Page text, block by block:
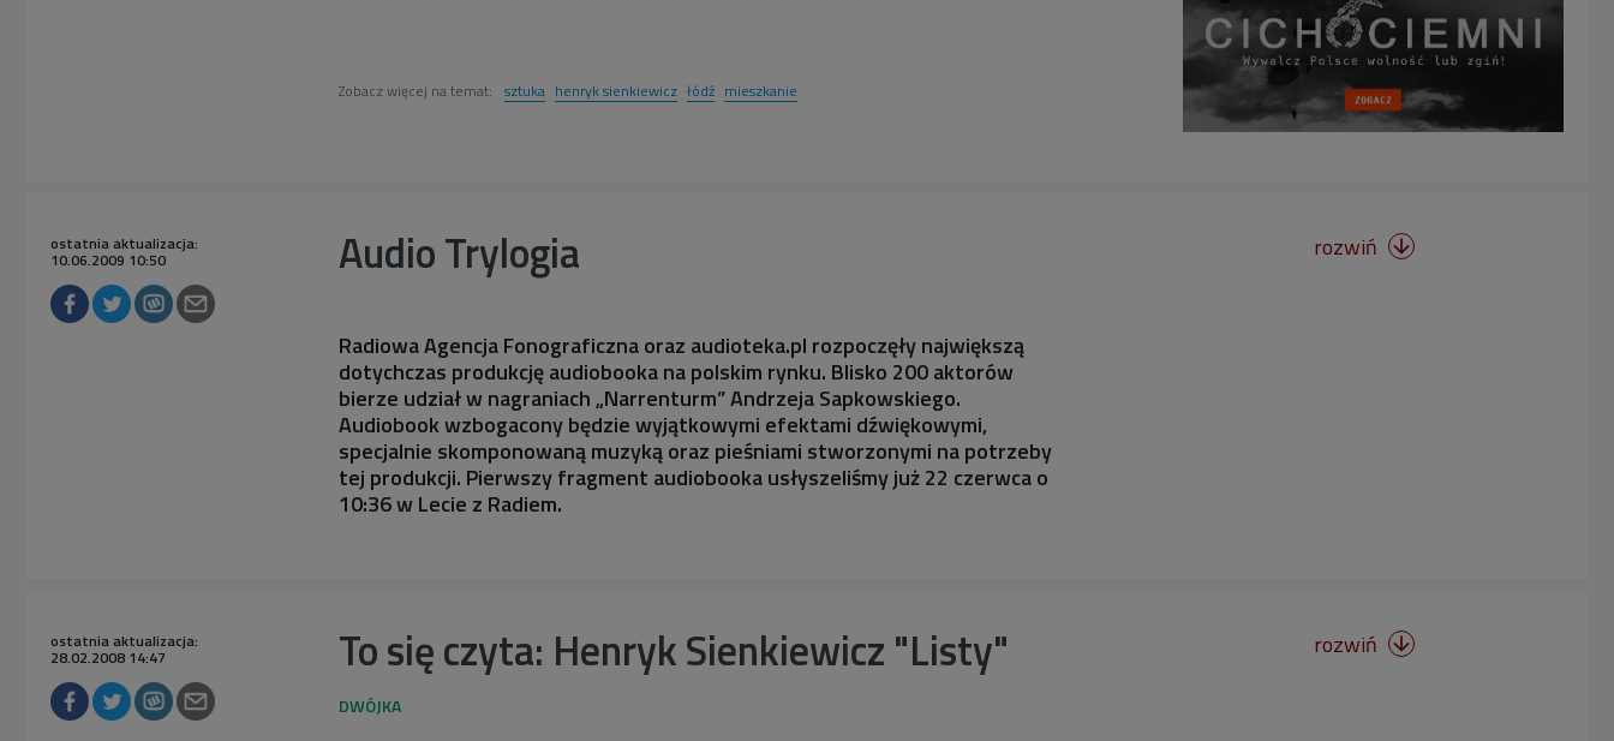
Zobacz więcej na temat: sztuka henryk sienkiewicz łódź mieszkanie
Audio Trylogia
ostatnia aktualizacja:
10.06.2009 10:50
Radiowa Agencja Fonograficzna oraz audioteka.pl rozpoczęły największą
dotychczas produkcję audiobooka na polskim rynku. Blisko 200 aktorów
bierze udział w nagraniach „Narrenturm” Andrzeja Sapkowskiego.
Audiobook wzbogacony będzie wyjątkowymi efektami dźwiękowymi,
specjalnie skomponowaną muzyką oraz pieśniami stworzonymi na potrzeby
tej produkcji. Pierwszy fragment audiobooka usłyszeliśmy już 22 czerwca o
10:36 w Lecie z Radiem.
rozwiń 
To się czyta: Henryk Sienkiewicz "Listy"
ostatnia aktualizacja:
28.02.2008 14:47 rozwiń 